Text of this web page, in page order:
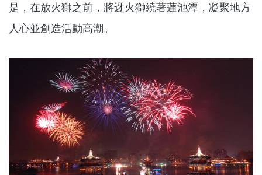
是，在放火獅之前，將迓火獅繞著蓮池潭，凝聚地方
人心並創造活動高潮。